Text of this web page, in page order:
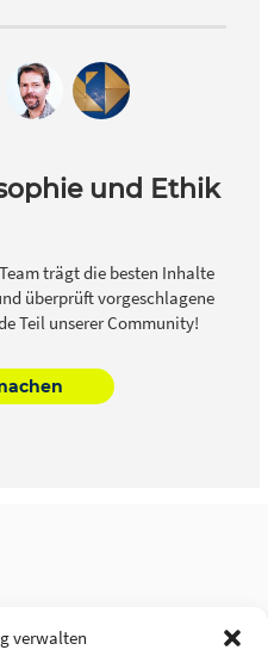
verwalten
und Ethik
trägt die besten Inhalte
überprüft vorgeschlagene
Teil unserer Community!